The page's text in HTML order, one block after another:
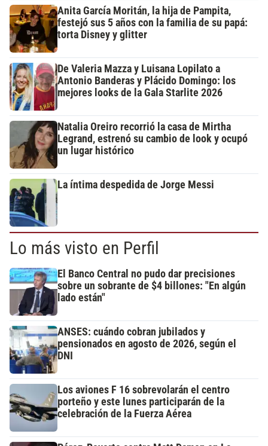
Anita García Moritán, la hija de Pampita,
festejó sus 5 años con la familia de su papá:
torta Disney y glitter
De Valeria Mazza y Luisana Lopilato a
Antonio Banderas y Plácido Domingo: los
mejores looks de la Gala Starlite 2026
Natalia Oreiro recorrió la casa de Mirtha
Legrand, estrenó su cambio de look y ocupó
un lugar histórico
La íntima despedida de Jorge Messi
Lo más visto en Perfil
El Banco Central no pudo dar precisiones
sobre un sobrante de $4 billones: "En algún
lado están"
ANSES: cuándo cobran jubilados y
pensionados en agosto de 2026, según el
DNI
Los aviones F 16 sobrevolarán el centro
porteño y este lunes participarán de la
celebración de la Fuerza Aérea